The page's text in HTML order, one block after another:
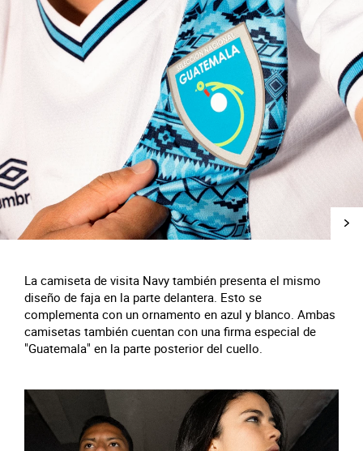
La camiseta de visita Navy también presenta el mismo
diseño de faja en la parte delantera. Esto se
complementa con un ornamento en azul y blanco. Ambas
camisetas también cuentan con una firma especial de
"Guatemala" en la parte posterior del cuello.